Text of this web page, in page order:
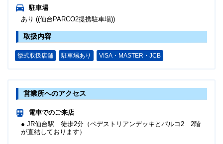
駐車場
あり ((仙台PARCO2提携駐車場))
取扱内容
挙式取扱店舗 駐車場あり VISA・MASTER・JCB
営業所へのアクセス
電車でのご来店
● JR仙台駅 徒歩2分（ペデストリアンデッキとパルコ2 2階
が直結しております）